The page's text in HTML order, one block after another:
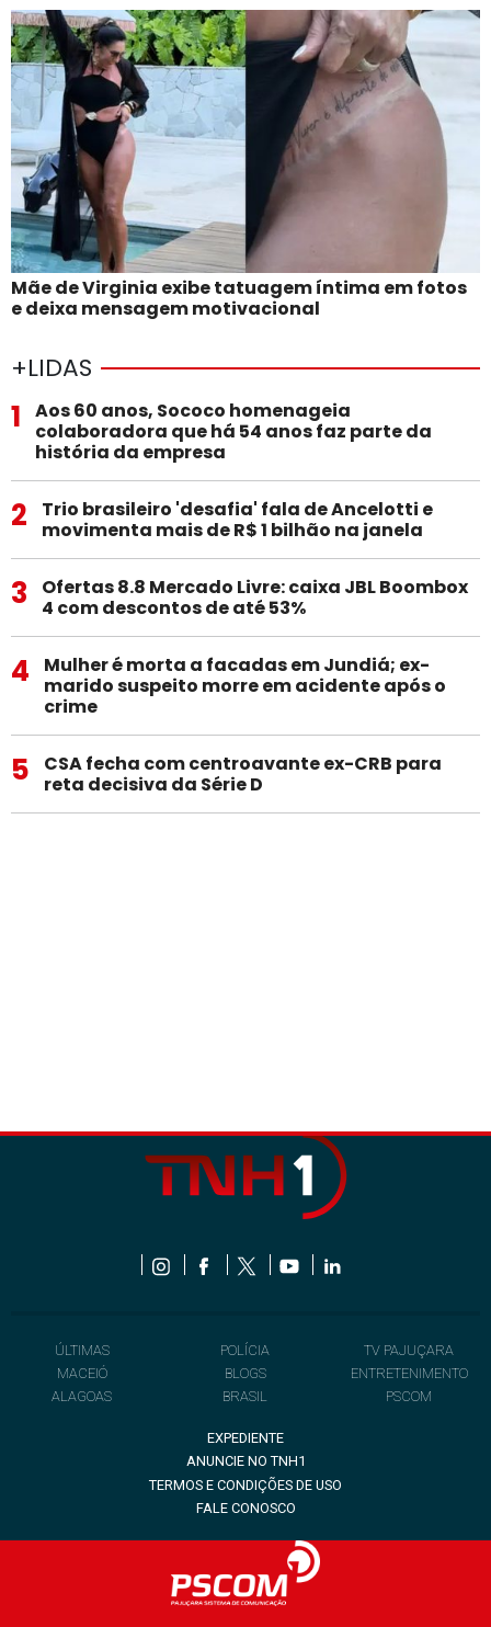
Mãe de Virginia exibe tatuagem íntima em fotos
e deixa mensagem motivacional
+LIDAS
1
Aos 60 anos, Sococo homenageia
colaboradora que há 54 anos faz parte da
história da empresa
2
Trio brasileiro 'desafia' fala de Ancelotti e
movimenta mais de R$ 1 bilhão na janela
3
Ofertas 8.8 Mercado Livre: caixa JBL Boombox
4 com descontos de até 53%
4
Mulher é morta a facadas em Jundiá; ex-
marido suspeito morre em acidente após o
crime
5
CSA fecha com centroavante ex-CRB para
reta decisiva da Série D
ÚLTIMAS
MACEIÓ
ALAGOAS
POLÍCIA
BLOGS
BRASIL
TV PAJUÇARA
ENTRETENIMENTO
PSCOM
EXPEDIENTE
ANUNCIE NO TNH1
TERMOS E CONDIÇÕES DE USO
FALE CONOSCO